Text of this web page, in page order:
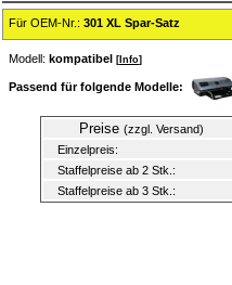
Für OEM-Nr.: 301 XL Spar-Satz
Modell: kompatibel [ Info]
Passend für folgende Modelle:
Preise (zzgl. Versand)
Einzelpreis:
Staffelpreise ab 2 Stk.:
Staffelpreise ab 3 Stk.: